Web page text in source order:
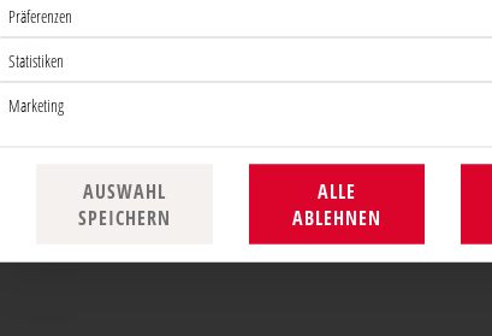
Präferenzen
Statistiken
Marketing
AUSWAHL
SPEICHERN
ALLE
ABLEHNEN